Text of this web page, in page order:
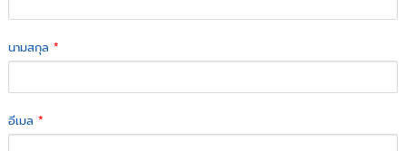
นามสกุล*
อีเมล*